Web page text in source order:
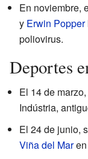
En noviembre,
y Erwin Popper
poliovirus.
Deportes
El 14 de
Indústria,
El 24 de junio,
Viña del Maren